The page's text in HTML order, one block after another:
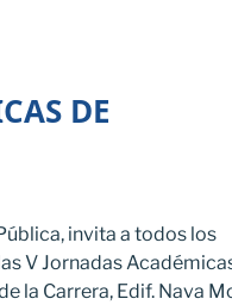
DE
invita a todos los
V Jornadas
la Carrera, Edif. Nava